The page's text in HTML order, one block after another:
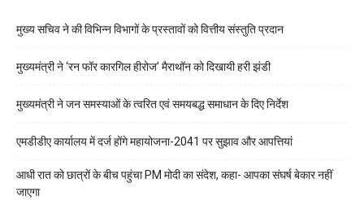
मुख्य सचिव ने की विभिन्न विभागों के प्रस्तावों को वित्तीय संस्तुति प्रदान
मुख्यमंत्री ने ‘रन फॉर कारगिल हीरोज’ मैराथॉन को दिखायी हरी झंडी
मुख्यमंत्री ने जन समस्याओं के त्वरित एवं समयबद्ध समाधान के दिए निर्देश
एमडीडीए कार्यालय में दर्ज होंगे महायोजना-2041 पर सुझाव और आपत्तियां
आधी रात को छात्रों के बीच पहुंचा PM मोदी का संदेश, कहा- आपका संघर्ष बेकार नहीं
जाएगा